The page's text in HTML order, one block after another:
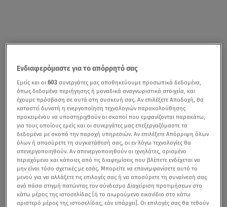
Ενδιαφερόμαστε για το απόρρητό σας
Εμείς και οι603 συνεργάτες μας αποθηκεύουμε προσωπικά δεδομένα,
όπως δεδομένα περιήγησης ή μοναδικά αναγνωριστικά στοιχεία, και
έχουμε πρόσβαση σε αυτά στη συσκευή σας. Αν επιλέξετε Αποδοχή, θα
καταστεί δυνατή η ενεργοποίηση τεχνολογιών παρακολούθησης
προκειμένου να υποστηριχθούν οι σκοποί που εμφανίζονται παρακάτω,
για τους οποίους εμείς και οι συνεργάτες μας επεξεργαζόμαστε τα
δεδομένα με σκοπό την παροχή υπηρεσιών. Αν επιλέξετε Απόρριψη όλων
όλων ή αποσύρετε τη συγκατάθεσή σας, οι εν λόγω τεχνολογίες θα
απενεργοποιηθούν. Αν απενεργοποιηθούν οι ιχνηλάτες, ορισμένο
περιεχόμενο και κάποιες από τις διαφημίσεις που βλέπετε ενδέχεται να
μην είναι τόσο σχετικές με εσάς. Μπορείτε να επανεμφανίσετε αυτό το
μενού για να αλλάξετε τις επιλογές σας ή να αποσύρετε τη συναίνεσή σας
ανά πάσα στιγμή πατώντας τον σύνδεσμο Διαχείριση προτιμήσεων στο
κάτω μέρος της ιστοσελίδας [ή το αιωρούμενο εικονίδιο στο κάτω
αριστερό μέρος της ιστοσελίδας, εάν υπάρχει]. Οι επιλογές σας θα τεθούν